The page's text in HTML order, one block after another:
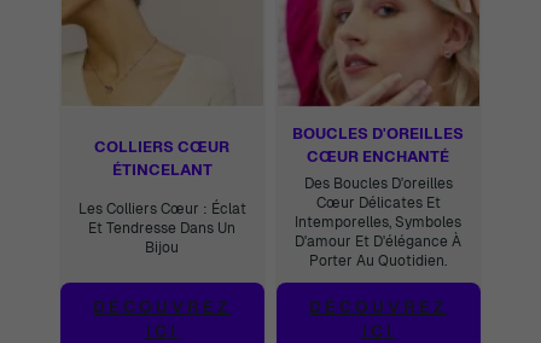
COLLIERS CŒUR
ÉTINCELANT
Les Colliers Cœur : Éclat
Et Tendresse Dans Un
Bijou
DÉCOUVREZ
ICI
BOUCLES D'OREILLES
CŒUR ENCHANTÉ
Des Boucles D'oreilles
Cœur Délicates Et
Intemporelles, Symboles
D'amour Et D'élégance À
Porter Au Quotidien.
DÉCOUVREZ
ICI